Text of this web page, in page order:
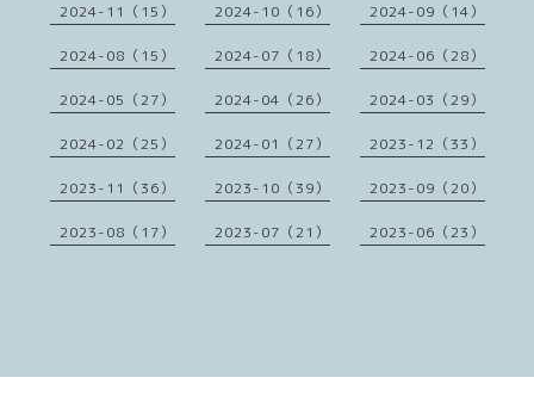
2024-11（15） 2024-10（16） 2024-09（14）
2024-08（15） 2024-07（18） 2024-06（28）
2024-05（27） 2024-04（26） 2024-03（29）
2024-02（25） 2024-01（27） 2023-12（33）
2023-11（36） 2023-10（39） 2023-09（20）
2023-08（17） 2023-07（21） 2023-06（23）